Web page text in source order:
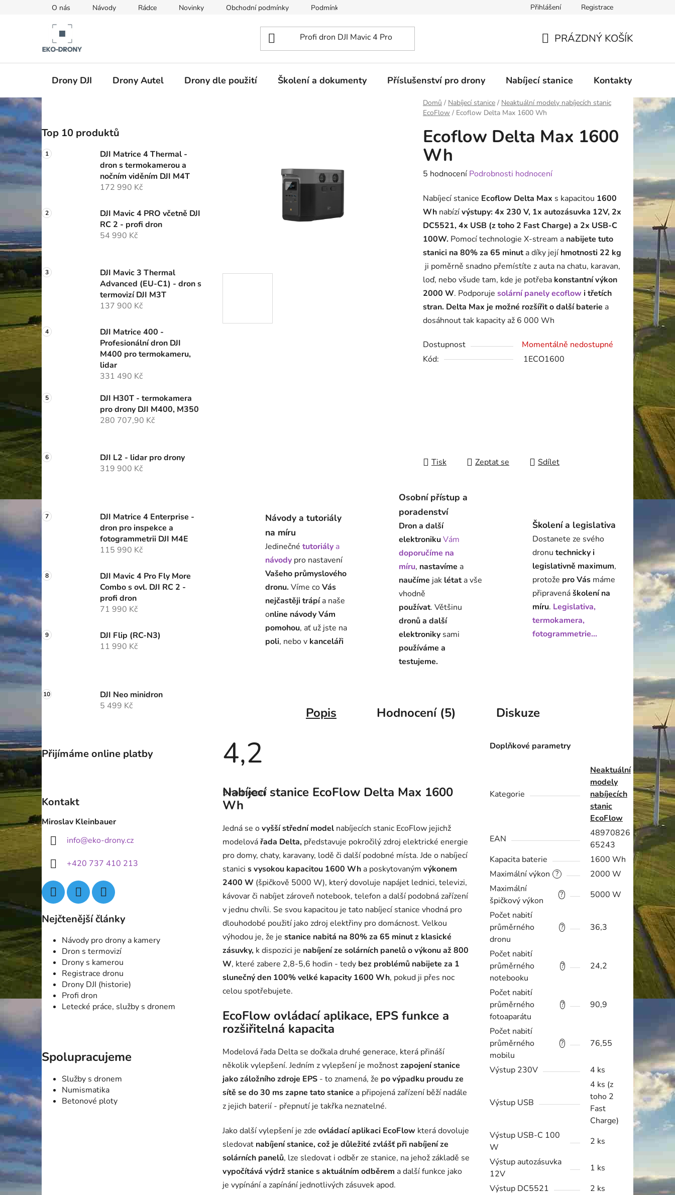
O nás Návody Rádce Novinky Obchodní podmínky Podmínky ochrany osobních údajů Přihlášení Registrace
KOŠÍK
PRÁZDNÝ KOŠÍK
Drony DJI Drony Autel Drony dle použití Školení a dokumenty Příslušenství pro drony Nabíjecí stanice Kontakty
Domů / Nabíjecí stanice / Neaktuální modely nabíjecích stanic
EcoFlow / Ecoflow Delta Max 1600 Wh
o
s
t
r
a
n
í
p
a
n
e
l
Top 10 produktů
DJI Matrice 4 Thermal -
dron s termokamerou a
nočním viděním DJI M4T
172 990 Kč
DJI Mavic 4 PRO včetně DJI
RC 2 - profi dron
54 990 Kč
DJI Mavic 3 Thermal
Advanced (EU-C1) - dron s
termovizí DJI M3T
137 900 Kč
DJI Matrice 400 -
Profesionální dron DJI
M400 pro termokameru,
lidar
331 490 Kč
DJI H30T - termokamera
pro drony DJI M400, M350
280 707,90 Kč
DJI L2 - lidar pro drony
319 900 Kč
DJI Matrice 4 Enterprise -
dron pro inspekce a
fotogrammetrii DJI M4E
115 990 Kč
DJI Mavic 4 Pro Fly More
Combo s ovl. DJI RC 2 -
profi dron
71 990 Kč
DJI Flip (RC-N3)
11 990 Kč
DJI Neo minidron
5 499 Kč
Přijímáme online platby
Kontakt
Miroslav Kleinbauer
info@eko-drony.cz
+420 737 410 213
Nejčtenější články
Návody pro drony a kamery
Dron s termovizí
Drony s kamerou
Registrace dronu
Drony DJI (historie)
Profi dron
Letecké práce, služby s dronem
Spolupracujeme
Služby s dronem
Numismatika
Betonové ploty
Ecoflow Delta Max 1600
Wh
Průměrné
produktu
je
4,2
z
5
hvězdiček.
5 hodnocení Podrobnosti hodnocení
Nabíjecí stanice Ecoflow Delta Max s kapacitou 1600
Wh nabízívýstupy: 4x 230 V, 1x autozásuvka 12V, 2x
DC5521, 4x USB (z toho 2 Fast Charge) a 2x USB-C
100W. Pomocí technologie X-stream a nabijete tuto
stanici na 80% za 65 minuta díky její hmotnosti 22 kg
ji poměrně snadno přemístíte z auta na chatu, karavan,
loď, nebo všude tam, kde je potřeba konstantní výkon
2000 W. Podporuje solární panely ecoflow i třetích
stran. Delta Max je možné rozšířit o další baterie a
dosáhnout tak kapacity až 6 000 Wh
Dostupnost
Momentálně nedostupné
Kód:
1ECO1600
Tisk Zeptat se Sdílet
Návody a tutoriály
na míru
Jedinečné tutoriály a
návody pro nastavení
Vašeho průmyslového
dronu. Víme coVás
nejčastěji trápía naše
online návody Vám
pomohou, ať už jste na
poli, nebo v kanceláři
Osobní přístup a
poradenství
Dron a další
elektronikuVám
doporučíme na
míru, nastavíme a
naučíme jak létata vše
vhodně
používat. Většinu
dronů a další
elektroniky sami
používáme a
testujeme.
Školení a legislativa
Dostanete ze svého
dronu technicky i
legislativně maximum,
protože pro Vás máme
připravenáškolení na
míru. Legislativa,
termokamera,
fotogrammetrie...
Popis Hodnocení (5) Diskuze
4,2
hodnocení
produktu
je
4,2
5
hvězdiček.
5 hodnocení
Nabíjecí stanice EcoFlow Delta Max 1600
Wh
Jedná se ovyšší střední model nabíjecích stanic EcoFlow jejichž
modelová řada Delta, představuje pokročilý zdroj elektrické energie
pro domy, chaty, karavany, lodě či další podobné místa. Jde o nabíjecí
stanici s vysokou kapacitou 1600 Wh a poskytovaným výkonem
2400 W (špičkově 5000 W), který dovoluje napájet lednici, televizi,
kávovar či nabíjet zároveň notebook, telefon a další podobná zařízení
v jednu chvíli. Se svou kapacitou je tato nabíjecí stanice vhodná pro
dlouhodobé použití jako zdroj elektřiny pro domácnost. Velkou
výhodou je, že je stanice nabitá na 80% za 65 minut z klasické
zásuvky, k dispozici je nabíjení ze solárních panelů o výkonu až 800
W, které zabere 2,8-5,6 hodin - tedy bez problémů nabijete za 1
slunečný den 100% velké kapacity 1600 Wh, pokud ji přes noc
celou spotřebujete.
EcoFlow ovládací aplikace, EPS funkce a
rozšiřitelná kapacita
Modelová řada Delta se dočkala druhé generace, která přináší
několik vylepšení. Jedním z vylepšení je možnostzapojení stanice
jako záložního zdroje EPS - to znamená, že po výpadku proudu ze
sítě se do 30 ms zapne tato stanice a připojená zařízení běží nadále
z jejich baterií - přepnutí je takřka neznatelné.
Jako další vylepšení je zde ovládací aplikaci EcoFlow která dovoluje
sledovat nabíjení stanice, což je důležité zvlášť při nabíjení ze
solárních panelů, lze sledovat i odběr ze stanice, na jehož základě se
vypočítává výdrž stanice s aktuálním odběrem a další funkce jako
je vypínání a zapínání jednotlivých zásuvek apod.
Doplňkové parametry
Kategorie
Neaktuální
modely
nabíjecích
stanic
EcoFlow
EAN
48970826
65243
Kapacita baterie
1600 Wh
?
Maximální výkon 2000 W
?
Maximální
špičkový výkon
5000 W
?
Počet nabití
průměrného
dronu
36,3
?
Počet nabití
průměrného
notebooku
24,2
?
Počet nabití
průměrného
fotoaparátu
90,9
?
Počet nabití
průměrného
mobilu
76,55
Výstup 230V 4 ks
Výstup USB
4 ks (z
toho 2
Fast
Charge)
Výstup USB-C 100
W
2 ks
Výstup autozásuvka
12V
1 ks
Výstup DC5521
2 ks